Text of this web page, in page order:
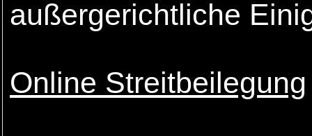
außergerichtliche
Online Streitbeilegung